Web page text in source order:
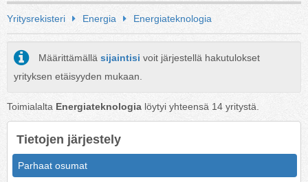
Yritysrekisteri Energia Energiateknologia
Määrittämällä sijaintisi voit järjestellä hakutulokset
yrityksen etäisyyden mukaan.
Toimialalta Energiateknologia löytyi yhteensä 14 yritystä.
Tietojen järjestely
Parhaat osumat